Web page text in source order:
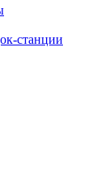
станции